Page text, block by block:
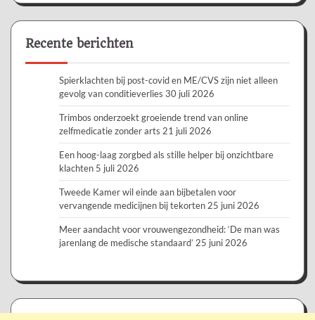
Recente berichten
Spierklachten bij post-covid en ME/CVS zijn niet alleen
gevolg van conditieverlies 30 juli 2026
Trimbos onderzoekt groeiende trend van online
zelfmedicatie zonder arts 21 juli 2026
Een hoog-laag zorgbed als stille helper bij onzichtbare
klachten 5 juli 2026
Tweede Kamer wil einde aan bijbetalen voor
vervangende medicijnen bij tekorten 25 juni 2026
Meer aandacht voor vrouwengezondheid: ‘De man was
jarenlang de medische standaard’ 25 juni 2026